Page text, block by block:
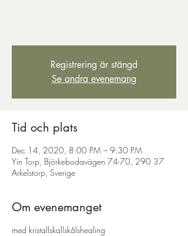
Registrering är stängd
Se andra evenemang
Tid och plats
Dec 14, 2020, 8:00 PM – 9:30 PM
Yin Torp, Björkebodavägen 74-70, 290 37
Arkelstorp, Sverige
Om evenemanget
med kristallskallskålshealing